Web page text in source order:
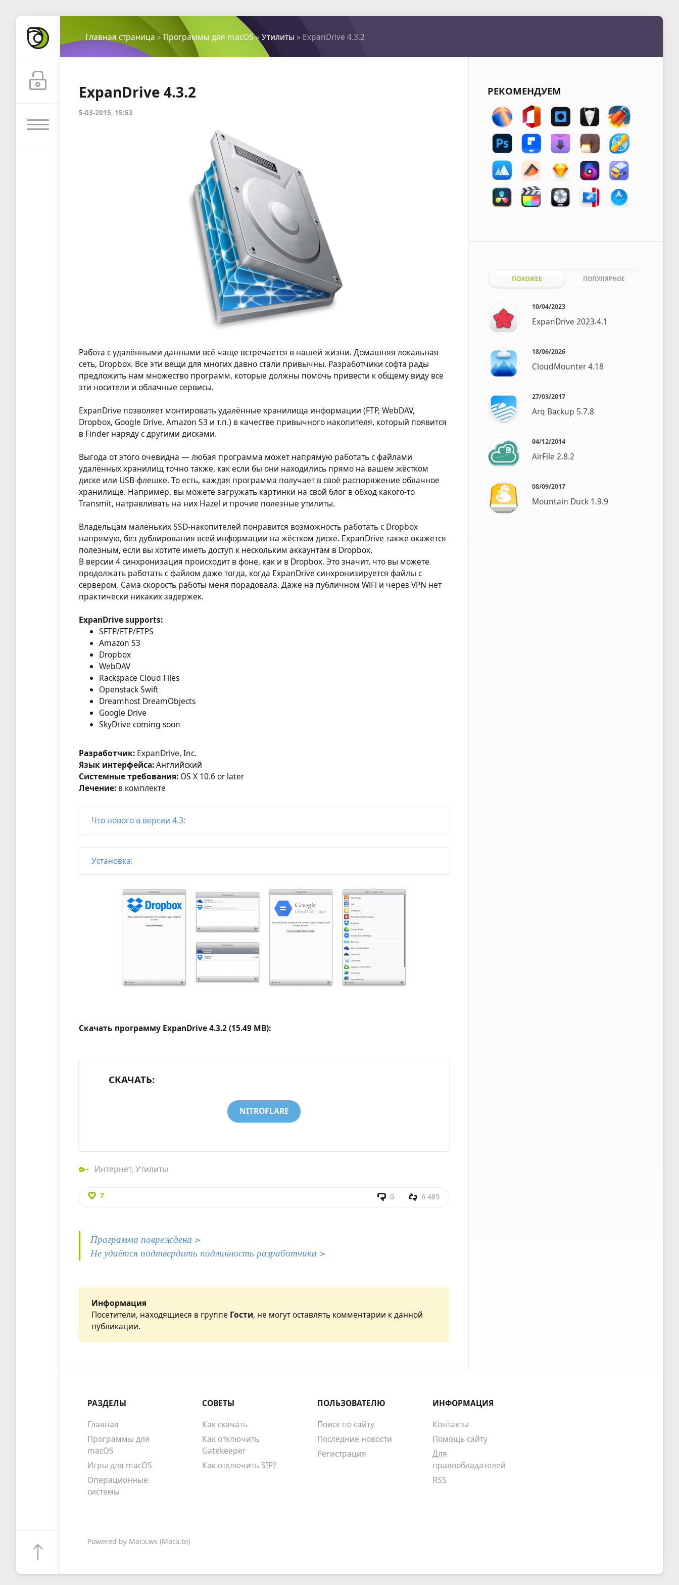
Главная страница »Программы для macOS» Утилиты » ExpanDrive 4.3.2
ExpanDrive 4.3.2
5-03-2015, 15:53
Работа с удалёнными данными всё чаще встречается в нашей жизни. Домашняя локальная
сеть, Dropbox. Все эти вещи для многих давно стали привычны. Разработчики софта рады
предложить нам множество программ, которые должны помочь привести к общему виду все
эти носители и облачные сервисы.
ExpanDrive позволяет монтировать удалённые хранилища информации (FTP, WebDAV,
Dropbox, Google Drive, Amazon S3 и т.п.) в качестве привычного накопителя, который появится
в Finder наряду с другими дисками.
Выгода от этого очевидна — любая программа может напрямую работать с файлами
удалённых хранилищ точно также, как если бы они находились прямо на вашем жёстком
диске или USB-флешке. То есть, каждая программа получает в своё распоряжение облачное
хранилище. Например, вы можете загружать картинки на свой блог в обход какого-то
Transmit, натравливать на них Hazel и прочие полезные утилиты.
Владельцам маленьких SSD-накопителей понравится возможность работать с Dropbox
напрямую, без дублирования всей информации на жёстком диске. ExpanDrive также окажется
полезным, если вы хотите иметь доступ к нескольким аккаунтам в Dropbox.
В версии 4 синхронизация происходит в фоне, как и в Dropbox. Это значит, что вы можете
продолжать работать с файлом даже тогда, когда ExpanDrive синхронизируется файлы с
сервером. Сама скорость работы меня порадовала. Даже на публичном WiFi и через VPN нет
практически никаких задержек.
ExpanDrive supports:
SFTP/FTP/FTPS
Amazon S3
Dropbox
WebDAV
Rackspace Cloud Files
Openstack Swift
Dreamhost DreamObjects
Google Drive
SkyDrive coming soon
Разработчик: ExpanDrive, Inc.
Язык интерфейса:Английский
Системные требования: OS X 10.6 or later
Лечение: в комплекте
Что нового в версии 4.3:
Установка:
Скачать программу ExpanDrive 4.3.2 (15.49 MB):
СКАЧАТЬ:
NITROFLARE
Интернет,Утилиты
7 0 6 489
Программа повреждена >
Не удаётся подтвердить подлинность разработчика >
Информация
Посетители, находящиеся в группе Гости, не могут оставлять комментарии к данной
публикации.
РЕКОМЕНДУЕМ
ПОХОЖЕЕ ПОПУЛЯРНОЕ
10/04/2023
ExpanDrive 2023.4.1
18/06/2026
CloudMounter 4.18
27/03/2017
Arq Backup 5.7.8
04/12/2014
AirFile 2.8.2
08/09/2017
Mountain Duck 1.9.9
РАЗДЕЛЫ
Главная
Программы для
macOS
Игры для macOS
Операционные
системы
СОВЕТЫ
Как скачать
Как отключить
Gatekeeper
Как отключить SIP?
ПОЛЬЗОВАТЕЛЮ
Поиск по сайту
Последние новости
Регистрация
ИНФОРМАЦИЯ
Контакты
Помощь сайту
Для
правообладателей
RSS
Powered by Macx.ws (Macx.to)